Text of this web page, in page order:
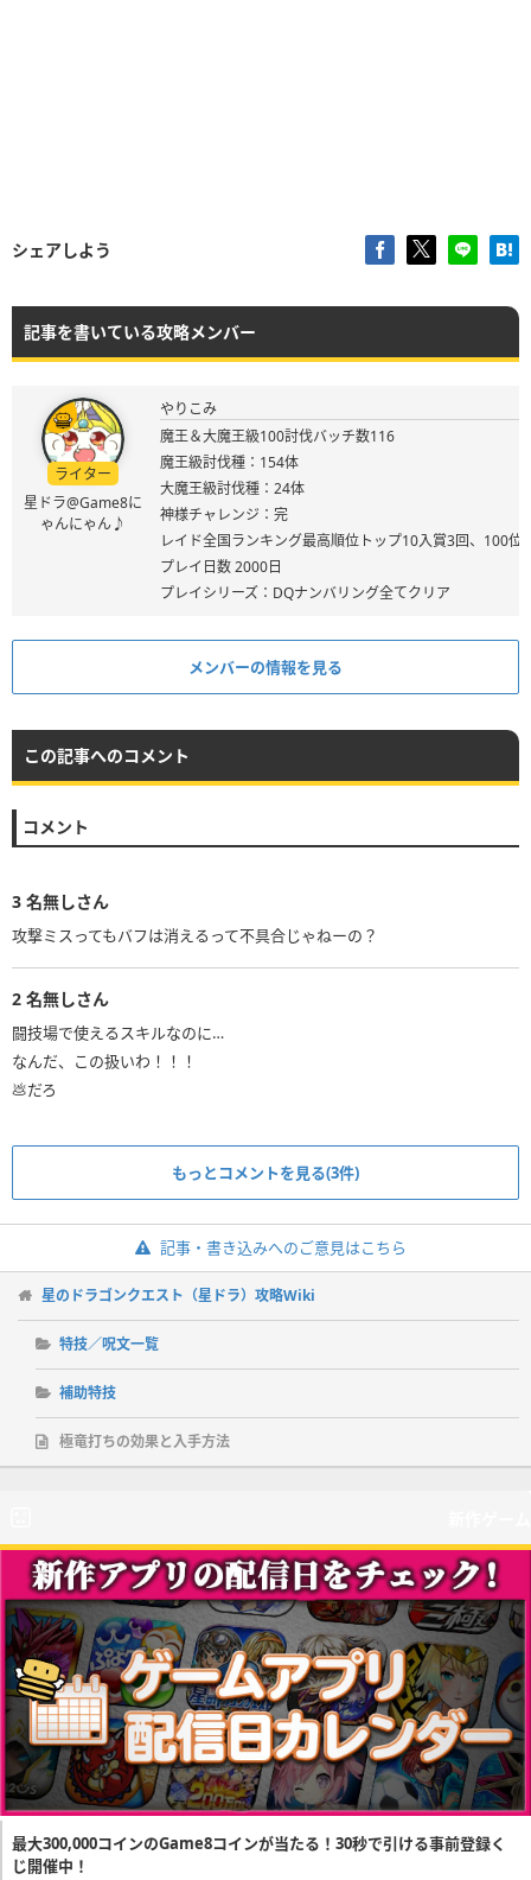
シェアしよう
記事を書いている攻略メンバー
ライター
星ドラ@Game8に
ゃんにゃん♪
やりこみ
魔王＆大魔王級100討伐バッチ数116
魔王級討伐種：154体
大魔王級討伐種：24体
神様チャレンジ：完
レイド全国ランキング最高順位トップ10入賞3回、100位
プレイ日数 2000日
プレイシリーズ：DQナンバリング全てクリア
メンバーの情報を見る
この記事へのコメント
コメント
3 名無しさん
攻撃ミスってもバフは消えるって不具合じゃねーの？
2 名無しさん
闘技場で使えるスキルなのに…
なんだ、この扱いわ！！！
💩だろ
もっとコメントを見る(3件)
記事・書き込みへのご意見はこちら
星のドラゴンクエスト（星ドラ）攻略Wiki
特技／呪文一覧
補助特技
極竜打ちの効果と入手方法
最大300,000コインのGame8コインが当たる！30秒で引ける事前登録く
じ開催中！